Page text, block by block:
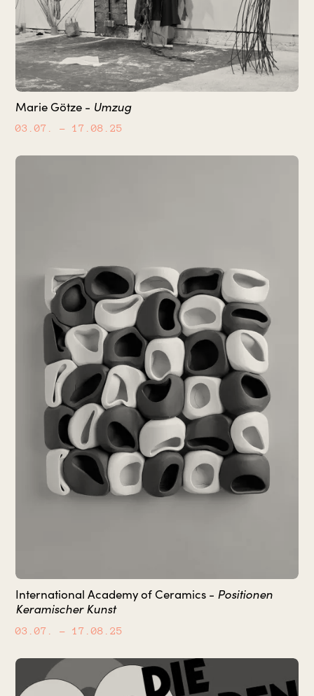
Marie Götze - Umzug
03.07. – 17.08.25
International Academy of Ceramics - Positionen
Keramischer Kunst
03.07. – 17.08.25